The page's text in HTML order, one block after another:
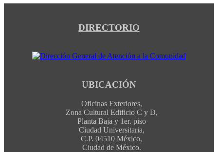
DIRECTORIO
UBICACIÓN
Oficinas Exteriores,
Zona Cultural Edificio C y D,
Planta Baja y 1er. piso
Ciudad Universitaria,
C.P. 04510 México,
Ciudad de México.